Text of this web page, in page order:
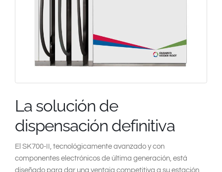
La solución de
dispensación definitiva
El SK700-II, tecnológicamente avanzado y con
componentes electrónicos de última generación, está
diseñado para dar una ventaja competitiva a su estación